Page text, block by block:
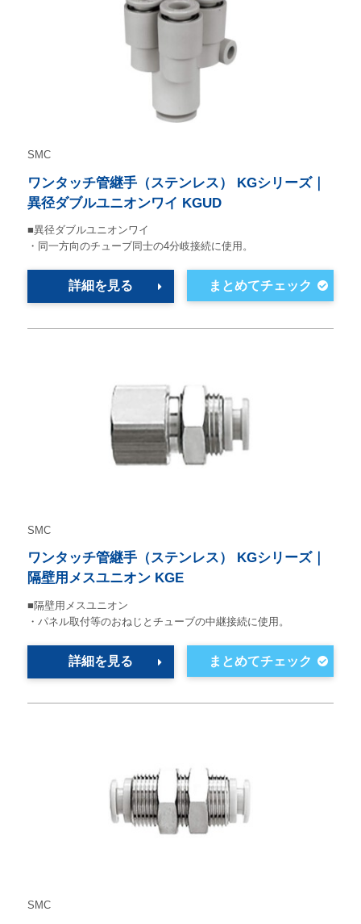
SMC
ワンタッチ管継手（ステンレス） KGシリーズ｜
異径ダブルユニオンワイ KGUD
■異径ダブルユニオンワイ
・同一方向のチューブ同士の4分岐接続に使用。
詳細を見る
SMC
ワンタッチ管継手（ステンレス） KGシリーズ｜
隔壁用メスユニオン KGE
■隔壁用メスユニオン
・パネル取付等のおねじとチューブの中継接続に使用。
詳細を見る
SMC